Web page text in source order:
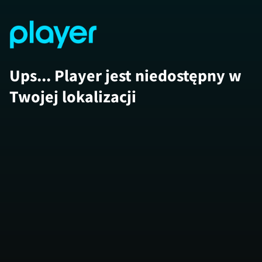
Ups... Player jest niedostępny w
Twojej lokalizacji